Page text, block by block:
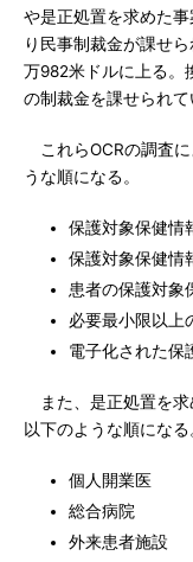
や是正処置を求めた
り民事制裁金が課せ
万982米ドルに上る。
の制裁金を課せられて
これらOCRの調査に
うな順になる。
保護対象保健情
保護対象保健情
患者の保護対象
必要最小限以上
電子化された保
また、是正処置を求
以下のような順になる
個人開業医
総合病院
外来患者施設